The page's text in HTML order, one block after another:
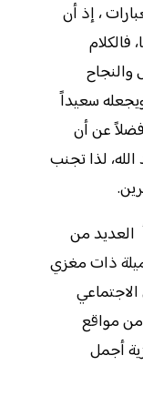
، إذ أن
فالكلام
والنجاح
سعيداً
فضلاً عن أن
لذا تجنب
العديد من
ذات مغزي
من مواقع
أجمل